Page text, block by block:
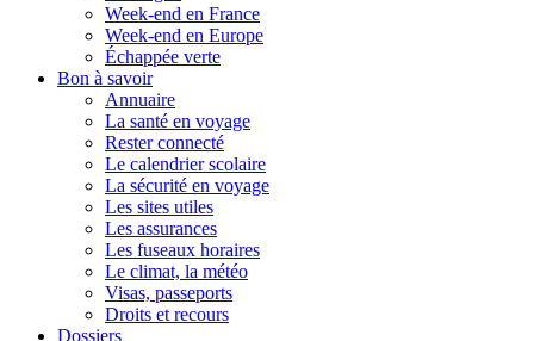
Week-end en France
Week-end en Europe
Échappée verte
Bon à savoir
Annuaire
La santé en voyage
Rester connecté
Le calendrier scolaire
La sécurité en voyage
Les sites utiles
Les assurances
Les fuseaux horaires
Le climat, la météo
Visas, passeports
Droits et recours
Dossiers